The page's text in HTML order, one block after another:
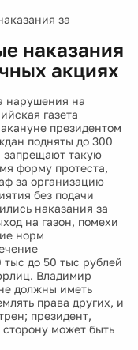
за
наказания
акциях
нарушения на
газета
президентом
подняты до 300
запрещают такую
форму протеста,
за организацию
без подачи
наказания за
на газон, помехи
норм
до 50 тыс рублей
Владимир
должны иметь
права других, и
президент,
может быть